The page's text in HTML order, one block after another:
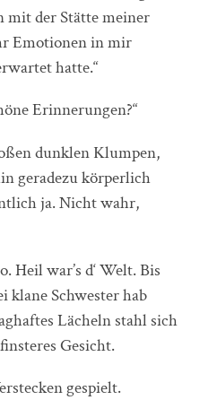
mit der Stätte meiner
Emotionen in mir
hatte.“
Erinnerungen?“
dunklen Klumpen,
geradezu körperlich
ja. Nicht wahr,
Heil war’s d‘ Welt. Bis
klane Schwester hab
Lächeln stahl sich
Gesicht.
gespielt.